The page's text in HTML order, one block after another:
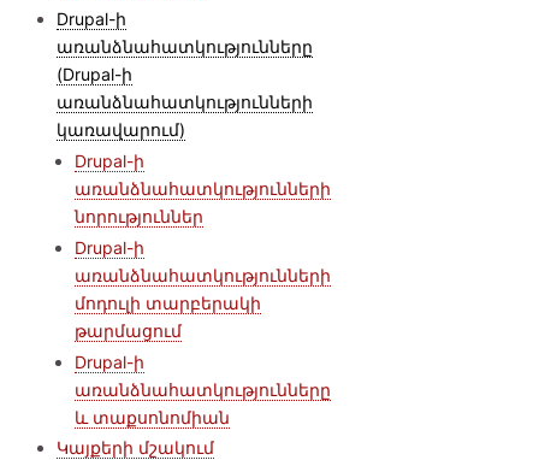
Drupal-ի
առանձնահատկությունները
(Drupal-ի
առանձնահատկությունների
կառավարում)
Drupal-ի
առանձնահատկությունների
նորություններ
Drupal-ի
առանձնահատկությունների
մոդուլի տարբերակի
թարմացում
Drupal-ի
առանձնահատկությունները
և տաքսոնոմիան
Կայքերի մշակում